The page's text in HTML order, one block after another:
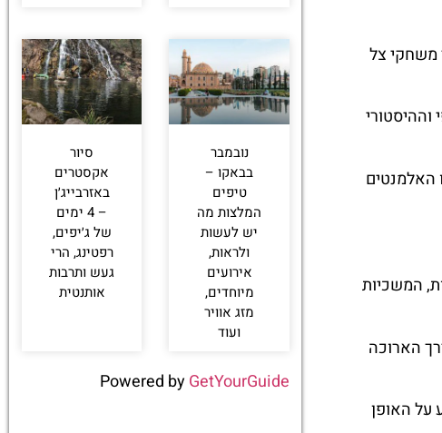
משחקי צל
האלמנטים
המשכיות
הארוכה
על האופן
נובמבר
בבאקו –
טיפים
המלצות מה
יש לעשות
ולראות,
אירועים
מיוחדים,
מזג אוויר
ועוד
סיור
אקסטרים
באזרבייג׳ן
– 4 ימים
של ג׳יפים,
רפטינג, הרי
געש ותרבות
אותנטית
Powered byGetYourGuide